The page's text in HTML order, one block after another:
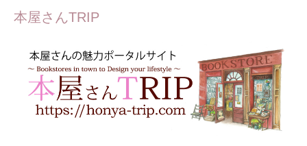
本屋さんTRIP